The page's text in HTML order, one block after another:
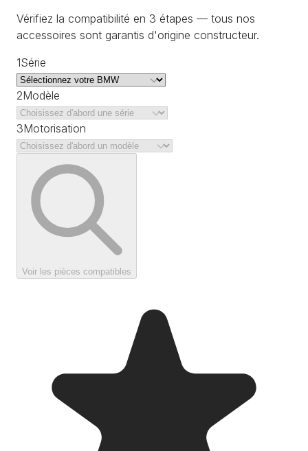
Vérifiez la compatibilité en 3 étapes — tous nos
accessoires sont garantis d'origine constructeur.
1Série
2Modèle
3Motorisation
Voir les pièces compatibles